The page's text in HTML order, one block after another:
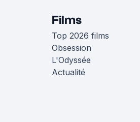
Films
Top 2026 films
Obsession
L'Odyssée
Actualité